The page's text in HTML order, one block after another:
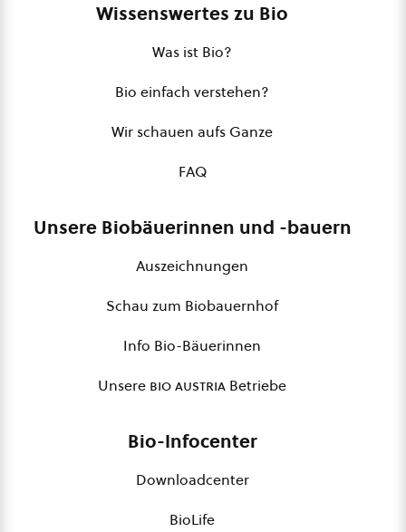
Wissenswertes zu Bio
Was ist Bio?
Bio einfach verstehen?
Wir schauen aufs Ganze
FAQ
Unsere Biobäuerinnen und -bauern
Auszeichnungen
Schau zum Biobauernhof
Info Bio-Bäuerinnen
Unsere bio austria Betriebe
Bio-Infocenter
Downloadcenter
BioLife